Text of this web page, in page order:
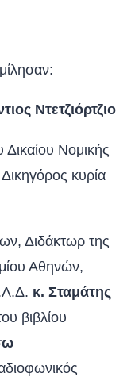
Ντετζιόρτζιο
Νομικής
κυρία
Διδάκτωρ της
Αθηνών,
κ. Σταμάτης
βιβλίου